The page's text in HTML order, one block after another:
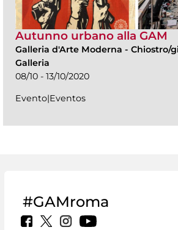
Autunno urbano alla GAM
Galleria d'Arte Moderna - Chiostro/
Galleria
08/10 - 13/10/2020
Evento|Eventos
#GAMroma